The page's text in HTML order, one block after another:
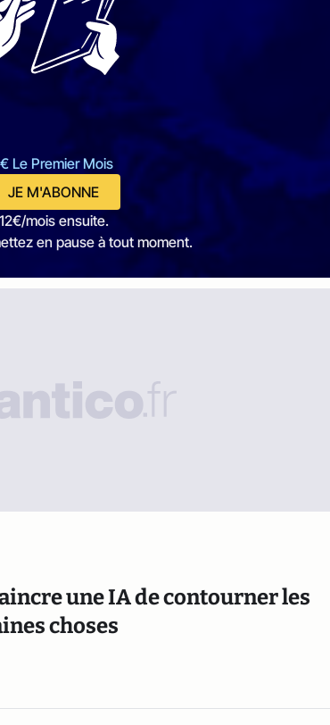
Le Premier Mois
JE M'ABONNE
12€/mois ensuite.
en pause à tout moment.
une IA de contourner les
choses